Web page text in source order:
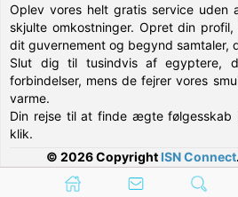
Oplev vores helt gratis service uden
skjulte omkostninger. Opret din
dit guvernement og begynd samtaler,
Slut dig til tusindvis af egyptere,
forbindelser, mens de fejrer vores
varme.
Din rejse til at finde ægte følgesskab
klik.
© 2026 Copyright ISN Connect.